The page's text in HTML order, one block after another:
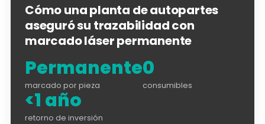
Cómo una planta de autopartes
aseguró su trazabilidad con
marcado láser permanente
Permanente
marcado por pieza
0
consumibles
<1 año
retorno de inversión